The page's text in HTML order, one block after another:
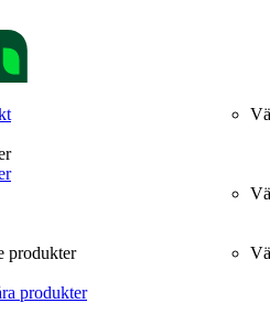
produkter
produkter